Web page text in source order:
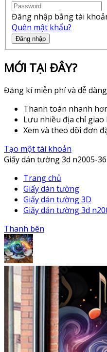
Đăng nhập bằng tài
Quên mật khẩu?
Đăng nhập
MỚI TẠI ĐÂY?
Đăng kí miễn phí và dễ
Thanh toán nhanh
Lưu nhiều địa chỉ giao
Xem và theo dõi đơn
Tạo một tài khoản
Giấy dán tường 3d n2005-36
Trang chủ
Giấy dán tường
Giấy dán tường 3D
Giấy dán tường 3d
Thanh bên